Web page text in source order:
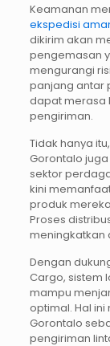
Keamanan
ekspedisi
dikirim akan
pengemasan
mengurangi
panjang antar
dapat merasa
pengiriman.
Tidak hanya
Gorontalo
sektor
kini
produk
Proses
meningkatkan
Dengan
Cargo, sistem
mampu
optimal. Hal
Gorontalo
pengiriman